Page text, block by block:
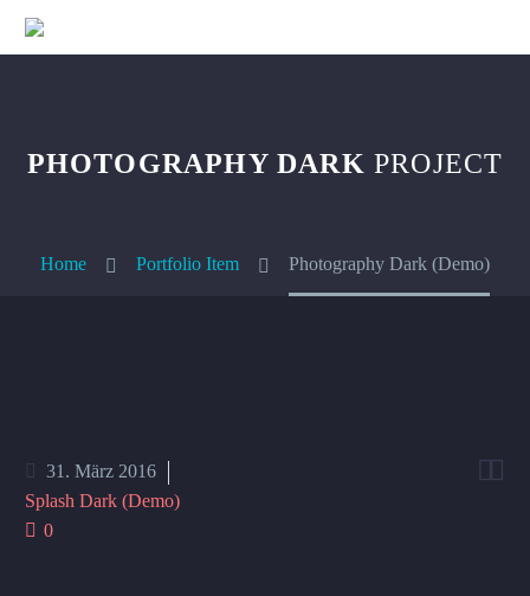
PHOTOGRAPHY DARK PROJECT
Home Portfolio Item Photography Dark (Demo)

31. März 2016
Splash Dark (Demo)
0